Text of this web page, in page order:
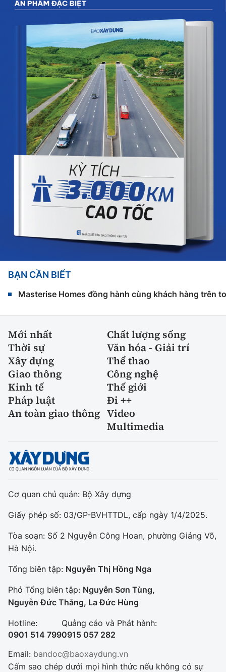
BẠN CẦN BIẾT
Masterise Homes đồng hành cùng khách hàng trên
Mới nhất
Chất lượng sống
Thời sự
Văn hóa - Giải trí
Xây dựng
Thể thao
Giao thông
Công nghệ
Kinh tế
Thế giới
Pháp luật
Đi ++
An toàn giao thông Video
Multimedia
Cơ quan chủ quản: Bộ Xây dựng
Giấy phép số: 03/GP-BVHTTDL, cấp ngày 1/4/2025.
Tòa soạn: Số 2 Nguyễn Công Hoan, phường Giảng Võ,
Hà Nội.
Tổng biên tập: Nguyễn Thị Hồng Nga
Phó Tổng biên tập: Nguyễn Sơn Tùng,
Nguyễn Đức Thắng, La Đức Hùng
Hotline:
0901 514 799
Quảng cáo và Phát hành:
0915 057 282
Email: bandoc@baoxaydung.vn
Cấm sao chép dưới mọi hình thức nếu không có sự